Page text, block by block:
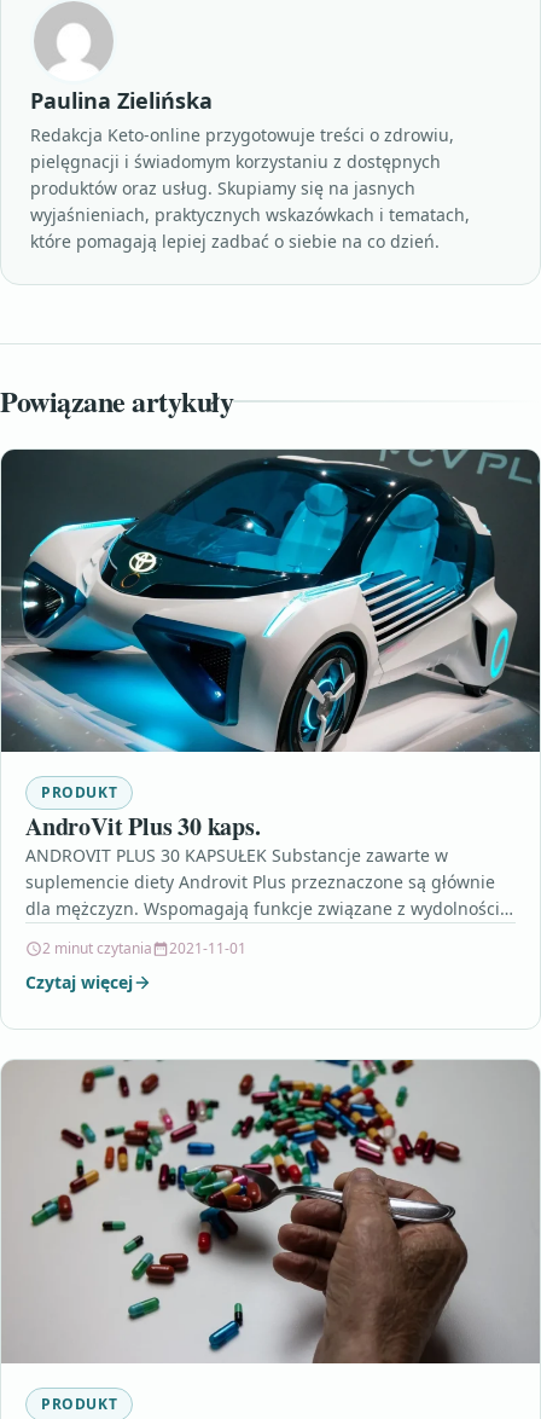
Paulina Zielińska
Redakcja Keto-online przygotowuje treści o zdrowiu,
pielęgnacji i świadomym korzystaniu z dostępnych
produktów oraz usług. Skupiamy się na jasnych
wyjaśnieniach, praktycznych wskazówkach i tematach,
które pomagają lepiej zadbać o siebie na co dzień.
Powiązane artykuły
PRODUKT
AndroVit Plus 30 kaps.
ANDROVIT PLUS 30 KAPSUŁEK Substancje zawarte w
suplemencie diety Androvit Plus przeznaczone są głównie
dla mężczyzn. Wspomagają funkcje związane z wydolnością
2 minut czytania 2021-11-01
Czytaj więcej
PRODUKT